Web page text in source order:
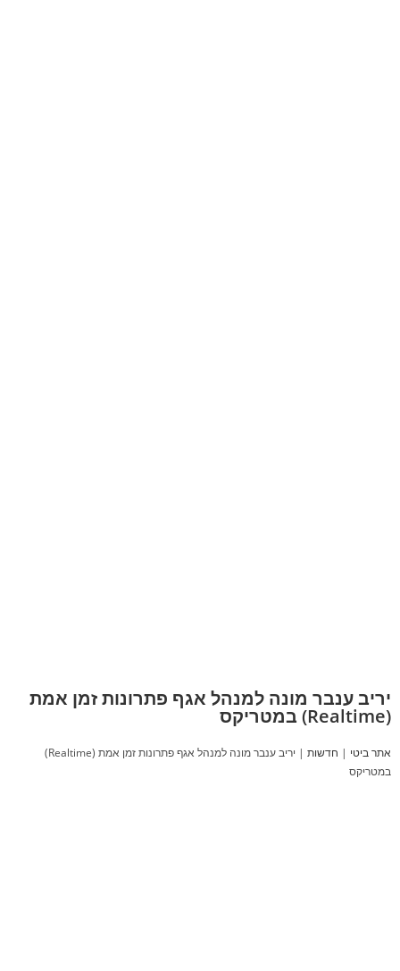
יריב ענבר מונה למנהל אגף פתרונות זמן אמת
(Realtime) במטריקס
אתר ביטי | חדשות |
יריב ענבר מונה למנהל אגף פתרונות זמן אמת (Realtime)
במטריקס